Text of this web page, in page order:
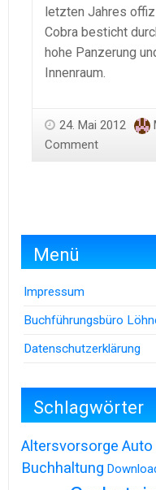
letzten Jahres
Cobra besticht
hohe Panzerung
Innenraum.
24. Mai 2012
Comment
Menü
Impressum
Buchführungsbüro
Datenschutzerklärung
Schlagwörter
Altersvorsorge Auto
Buchhaltung